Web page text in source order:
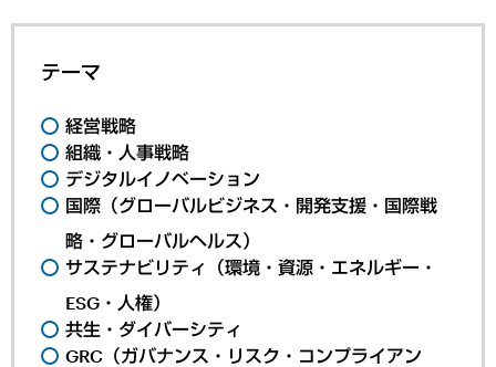
テーマ
経営戦略
組織・人事戦略
デジタルイノベーション
国際（グローバルビジネス・開発支援・国際戦
略・グローバルヘルス）
サステナビリティ（環境・資源・エネルギー・
ESG・人権）
共生・ダイバーシティ
GRC（ガバナンス・リスク・コンプライアン